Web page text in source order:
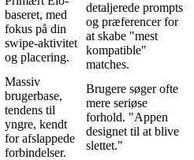
baseret, med
fokus på din
swipe-aktivitet
og placering.
detaljerede prompts
og præferencer for
at skabe "mest
kompatible"
matches.
Massiv
brugerbase,
tendens til
yngre, kendt
for afslappede
forbindelser.
Brugere søger ofte
mere seriøse
forhold. "Appen
designet til at blive
slettet."